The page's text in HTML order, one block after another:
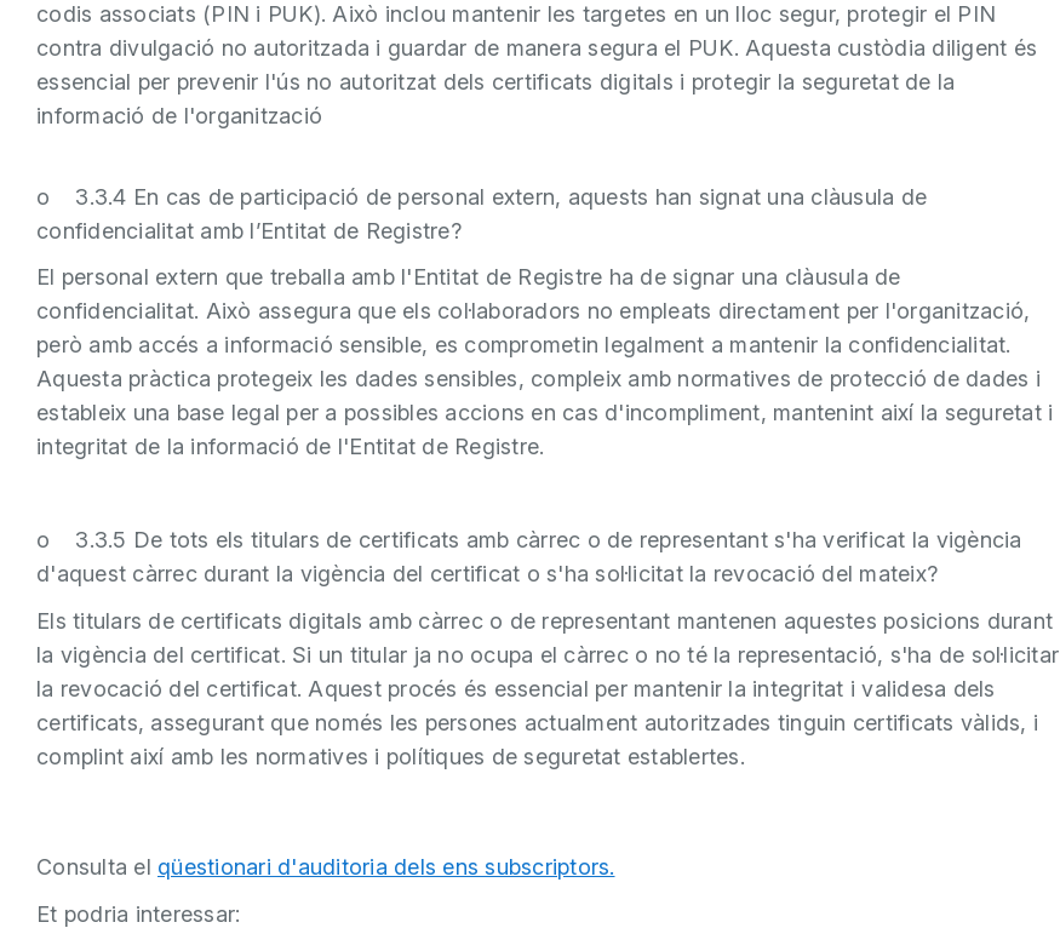
codis associats (PIN i PUK). Això inclou mantenir les targetes en un lloc segur, protegir el PIN
contra divulgació no autoritzada i guardar de manera segura el PUK. Aquesta custòdia diligent és
essencial per prevenir l'ús no autoritzat dels certificats digitals i protegir la seguretat de la
informació de l'organització
o 3.3.4 En cas de participació de personal extern, aquests han signat una clàusula de
confidencialitat amb l’Entitat de Registre?
El personal extern que treballa amb l'Entitat de Registre ha de signar una clàusula de
confidencialitat. Això assegura que els col·laboradors no empleats directament per l'organització,
però amb accés a informació sensible, es comprometin legalment a mantenir la confidencialitat.
Aquesta pràctica protegeix les dades sensibles, compleix amb normatives de protecció de dades i
estableix una base legal per a possibles accions en cas d'incompliment, mantenint així la seguretat i
integritat de la informació de l'Entitat de Registre.
o 3.3.5 De tots els titulars de certificats amb càrrec o de representant s'ha verificat la vigència
d'aquest càrrec durant la vigència del certificat o s'ha sol·licitat la revocació del mateix?
Els titulars de certificats digitals amb càrrec o de representant mantenen aquestes posicions durant
la vigència del certificat. Si un titular ja no ocupa el càrrec o no té la representació, s'ha de sol·licitar
la revocació del certificat. Aquest procés és essencial per mantenir la integritat i validesa dels
certificats, assegurant que només les persones actualment autoritzades tinguin certificats vàlids, i
complint així amb les normatives i polítiques de seguretat establertes.
Consulta el qüestionari d'auditoria dels ens subscriptors.
Et podria interessar: